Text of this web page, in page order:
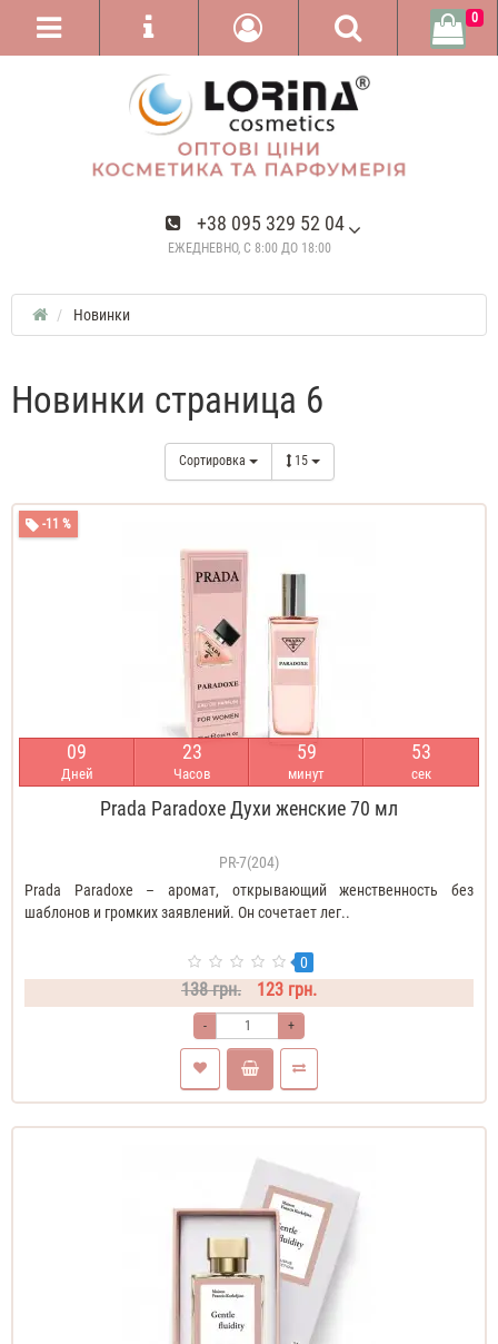
+38 095 329 52 04
ЕЖЕДНЕВНО, С 8:00 ДО 18:00
0
Новинки
Новинки страница 6
Сортировка 15
-11 %
09
Дней
23
Часов
59
минут
53
сек
Prada Paradoxe Духи женские 70 мл
PR-7(204)
Prada Paradoxe – аромат, открывающий женственность без
шаблонов и громких заявлений. Он сочетает лег..
0
138 грн. 123 грн.
- +